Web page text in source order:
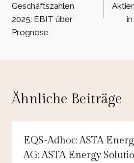
Geschäftszahlen
2025: EBIT über
Prognose
Ähnliche Beiträge
EQS-Adhoc: ASTA
AG: ASTA Energy